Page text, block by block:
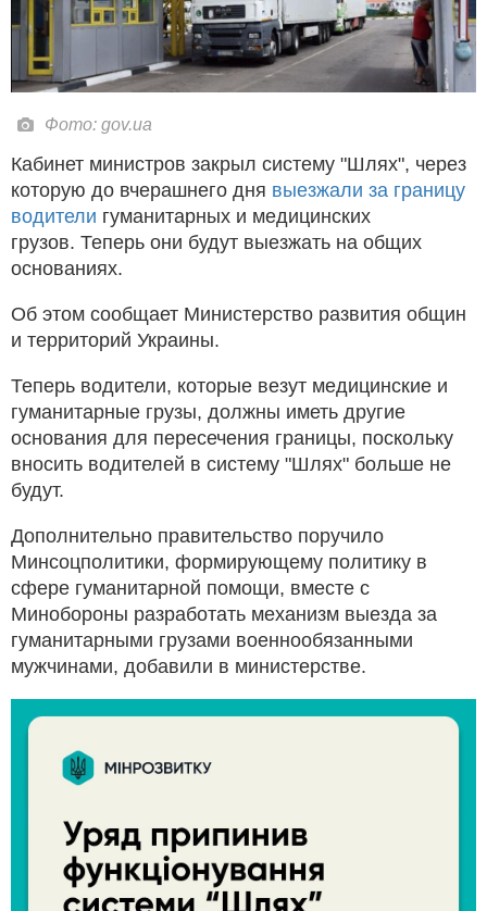
Фото: gov.ua
Кабинет министров закрыл систему "Шлях", через
которую до вчерашнего дня выезжали за границу
водители гуманитарных и медицинских
грузов. Теперь они будут выезжать на общих
основаниях.
Об этом сообщает Министерство развития общин
и территорий Украины.
Теперь водители, которые везут медицинские и
гуманитарные грузы, должны иметь другие
основания для пересечения границы, поскольку
вносить водителей в систему "Шлях" больше не
будут.
Дополнительно правительство поручило
Минсоцполитики, формирующему политику в
сфере гуманитарной помощи, вместе с
Минобороны разработать механизм выезда за
гуманитарными грузами военнообязанными
мужчинами, добавили в министерстве.